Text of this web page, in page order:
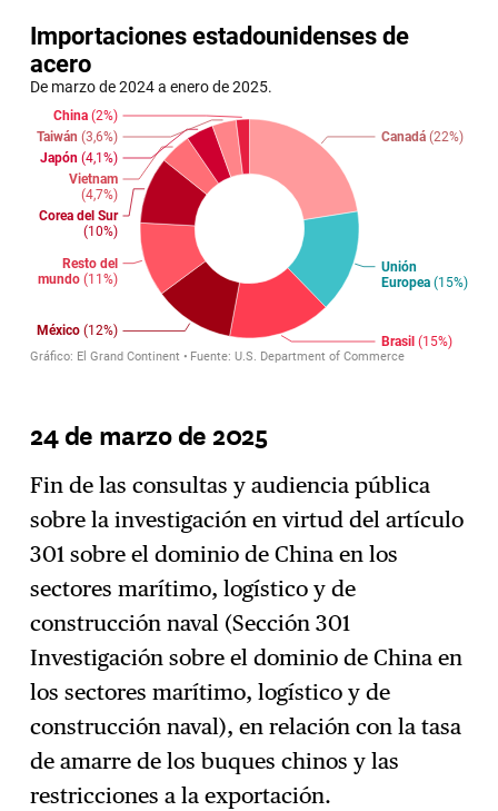
24 de marzo de 2025
Fin de las consultas y audiencia pública
sobre la investigación en virtud del artículo
301 sobre el dominio de China en los
sectores marítimo, logístico y de
construcción naval (Sección 301
Investigación sobre el dominio de China en
los sectores marítimo, logístico y de
construcción naval), en relación con la tasa
de amarre de los buques chinos y las
restricciones a la exportación.